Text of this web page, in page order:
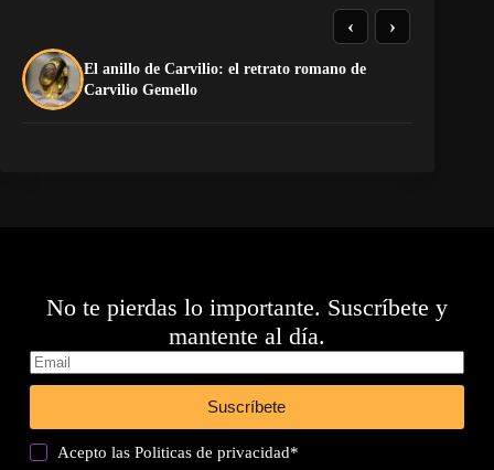
El anillo de Carvilio: el retrato romano de
Carvilio Gemello
‹ ›
No te pierdas lo importante. Suscríbete y
mantente al día.
Suscríbete
Acepto lasPoliticas de privacidad*